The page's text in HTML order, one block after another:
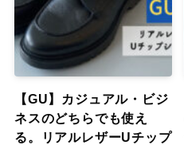
【GU】カジュアル・ビジ
ネスのどちらでも使え
る。リアルレザーUチップ